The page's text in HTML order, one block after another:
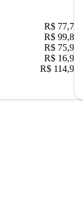
R$ 77,70
R$ 99,89
R$ 75,90
R$ 16,90
R$ 114,90